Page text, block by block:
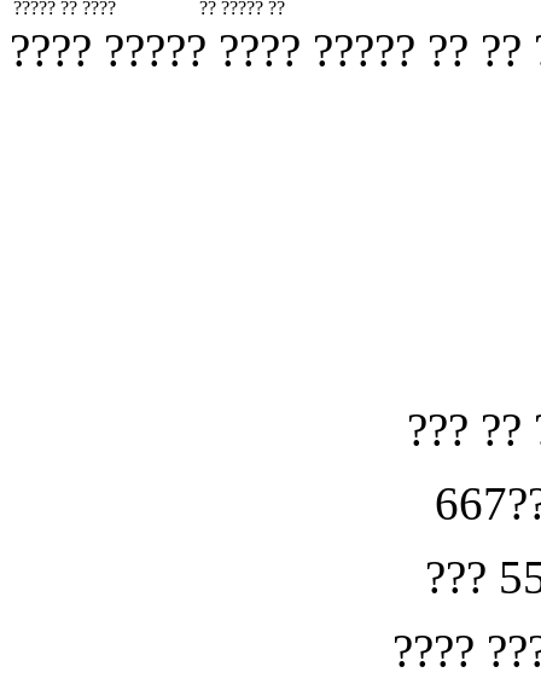
????? ?? ????
?? ????? ??
???? ????? ???? ????? ??
??? ??
???
????